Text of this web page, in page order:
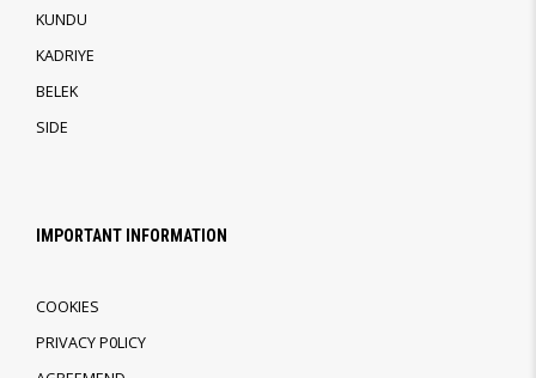
KUNDU
KADRIYE
BELEK
SIDE
IMPORTANT INFORMATION
COOKIES
PRIVACY P0LICY